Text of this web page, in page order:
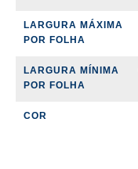
LARGURA MÁXIMA
POR FOLHA
LARGURA MÍNIMA
POR FOLHA
COR